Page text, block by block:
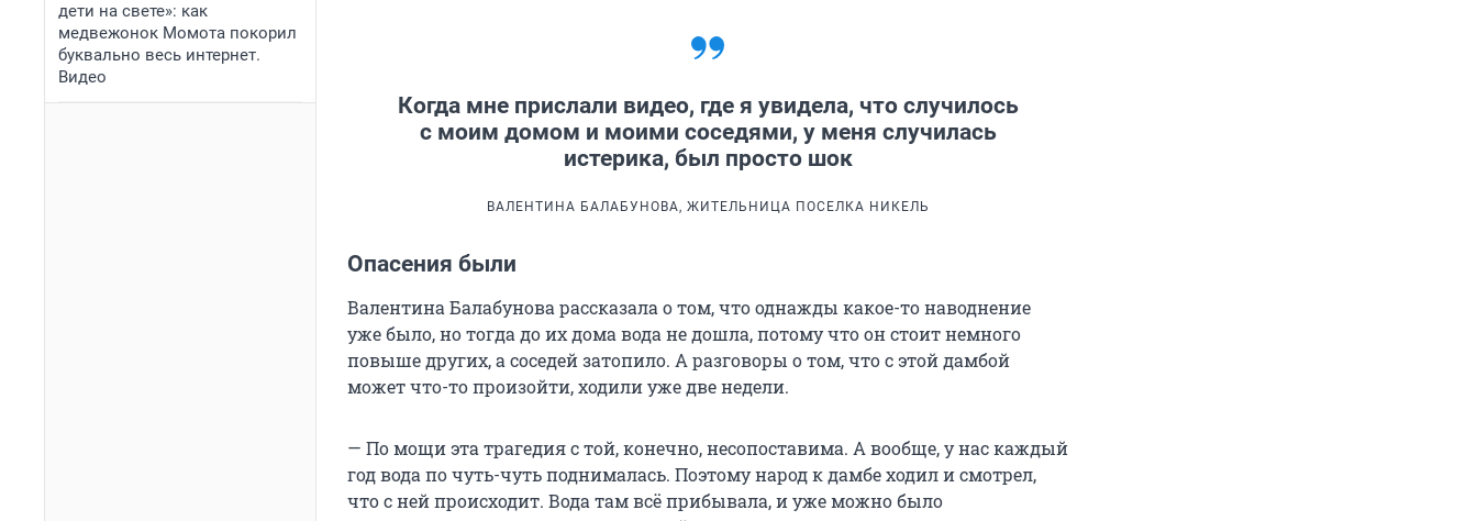
дети на свете»: как
медвежонок Момота покорил
буквально весь интернет.
Видео
Когда мне прислали видео, где я увидела, что случилось
с моим домом и моими соседями, у меня случилась
истерика, был просто шок
ВАЛЕНТИНА БАЛАБУНОВА, ЖИТЕЛЬНИЦА ПОСЕЛКА НИКЕЛЬ
Опасения были
Валентина Балабунова рассказала о том, что однажды какое-то наводнение
уже было, но тогда до их дома вода не дошла, потому что он стоит немного
повыше других, а соседей затопило. А разговоры о том, что с этой дамбой
может что-то произойти, ходили уже две недели.
— По мощи эта трагедия с той, конечно, несопоставима. А вообще, у нас каждый
год вода по чуть-чуть поднималась. Поэтому народ к дамбе ходил и смотрел,
что с ней происходит. Вода там всё прибывала, и уже можно было